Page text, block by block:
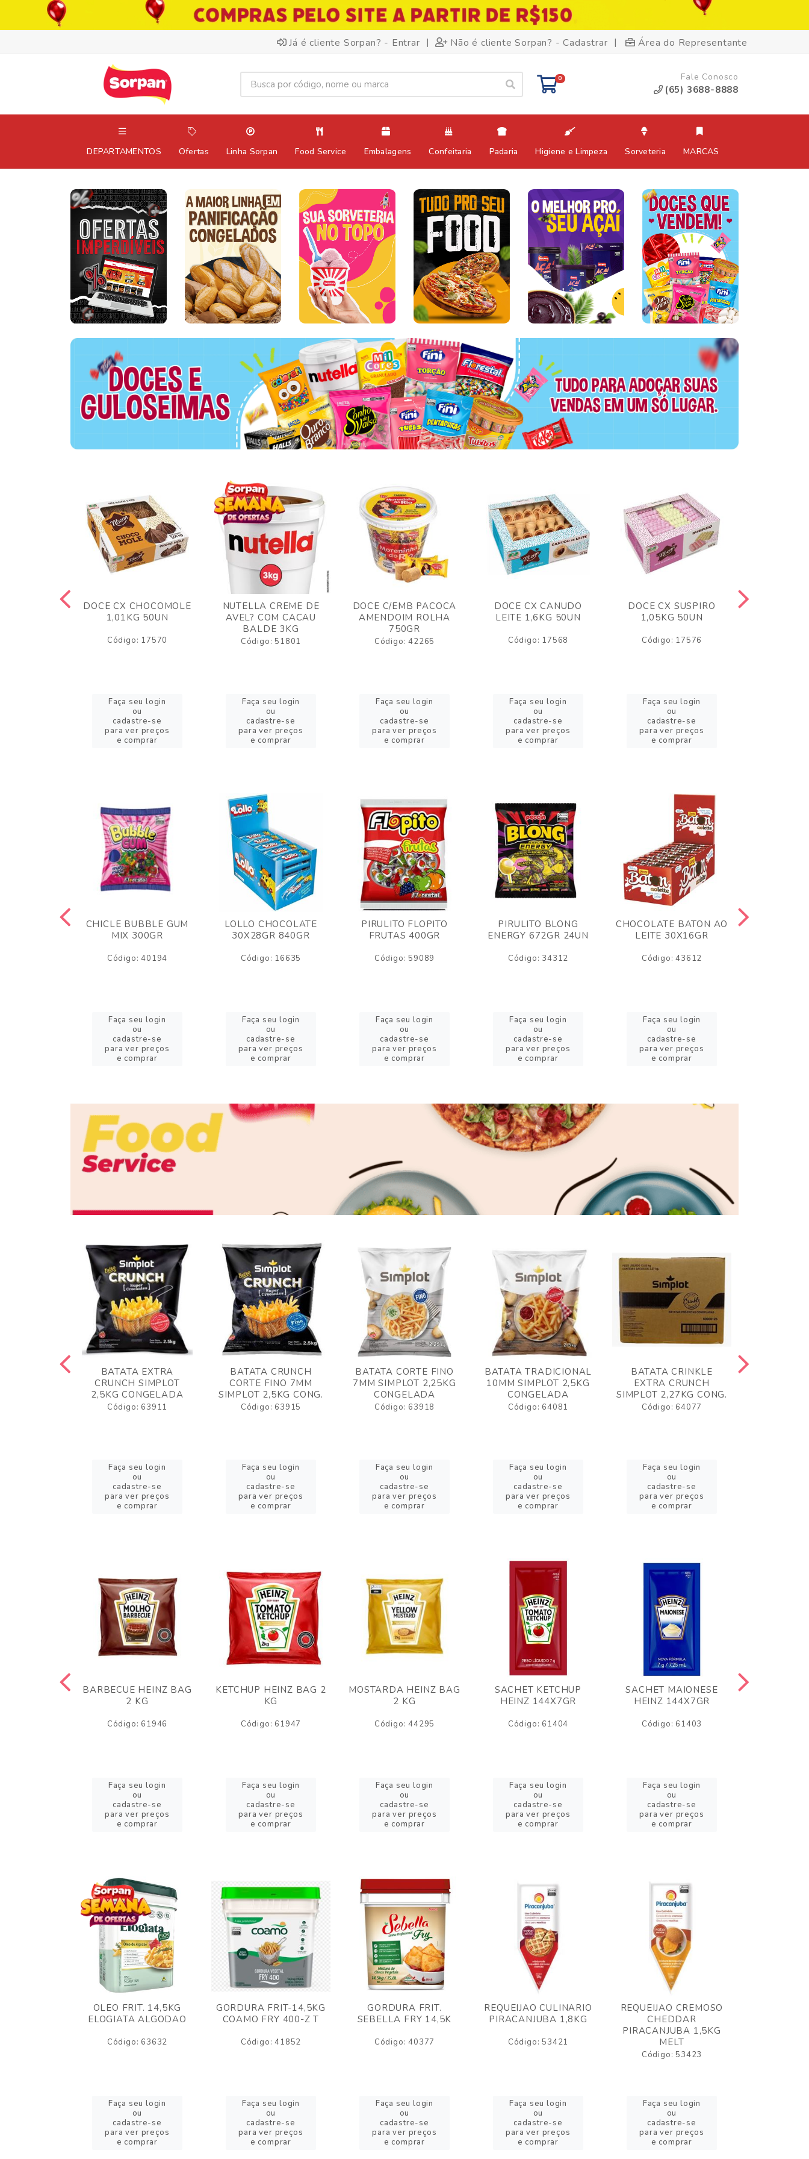
Já é cliente Sorpan? - Entrar | Não é cliente Sorpan? - Cadastrar | Área do Representante
0 Fale Conosco
(65) 3688-8888
DEPARTAMENTOS Ofertas Linha Sorpan Food Service Embalagens Confeitaria Padaria Higiene e Limpeza Sorveteria MARCAS
DOCE CX CHOCOMOLE
1,01KG 50UN
Código: 17570
Faça seu login
ou
cadastre-se
para ver preços
e comprar
NUTELLA CREME DE
AVEL? COM CACAU
BALDE 3KG
Código: 51801
Faça seu login
ou
cadastre-se
para ver preços
e comprar
DOCE C/EMB PACOCA
AMENDOIM ROLHA
750GR
Código: 42265
Faça seu login
ou
cadastre-se
para ver preços
e comprar
DOCE CX CANUDO
LEITE 1,6KG 50UN
Código: 17568
Faça seu login
ou
cadastre-se
para ver preços
e comprar
DOCE CX SUSPIRO
1,05KG 50UN
Código: 17576
Faça seu login
ou
cadastre-se
para ver preços
e comprar
CHICLE BUBBLE GUM
MIX 300GR
Código: 40194
Faça seu login
ou
cadastre-se
para ver preços
e comprar
LOLLO CHOCOLATE
30X28GR 840GR
Código: 16635
Faça seu login
ou
cadastre-se
para ver preços
e comprar
PIRULITO FLOPITO
FRUTAS 400GR
Código: 59089
Faça seu login
ou
cadastre-se
para ver preços
e comprar
PIRULITO BLONG
ENERGY 672GR 24UN
Código: 34312
Faça seu login
ou
cadastre-se
para ver preços
e comprar
CHOCOLATE BATON AO
LEITE 30X16GR
Código: 43612
Faça seu login
ou
cadastre-se
para ver preços
e comprar
BATATA EXTRA
CRUNCH SIMPLOT
2,5KG CONGELADA
Código: 63911
Faça seu login
ou
cadastre-se
para ver preços
e comprar
BATATA CRUNCH
CORTE FINO 7MM
SIMPLOT 2,5KG CONG.
Código: 63915
Faça seu login
ou
cadastre-se
para ver preços
e comprar
BATATA CORTE FINO
7MM SIMPLOT 2,25KG
CONGELADA
Código: 63918
Faça seu login
ou
cadastre-se
para ver preços
e comprar
BATATA TRADICIONAL
10MM SIMPLOT 2,5KG
CONGELADA
Código: 64081
Faça seu login
ou
cadastre-se
para ver preços
e comprar
BATATA CRINKLE
EXTRA CRUNCH
SIMPLOT 2,27KG CONG.
Código: 64077
Faça seu login
ou
cadastre-se
para ver preços
e comprar
BARBECUE HEINZ BAG
2 KG
Código: 61946
Faça seu login
ou
cadastre-se
para ver preços
e comprar
KETCHUP HEINZ BAG 2
KG
Código: 61947
Faça seu login
ou
cadastre-se
para ver preços
e comprar
MOSTARDA HEINZ BAG
2 KG
Código: 44295
Faça seu login
ou
cadastre-se
para ver preços
e comprar
SACHET KETCHUP
HEINZ 144X7GR
Código: 61404
Faça seu login
ou
cadastre-se
para ver preços
e comprar
SACHET MAIONESE
HEINZ 144X7GR
Código: 61403
Faça seu login
ou
cadastre-se
para ver preços
e comprar
OLEO FRIT. 14,5KG
ELOGIATA ALGODAO
Código: 63632
Faça seu login
ou
cadastre-se
para ver preços
e comprar
GORDURA FRIT-14,5KG
COAMO FRY 400-Z T
Código: 41852
Faça seu login
ou
cadastre-se
para ver preços
e comprar
GORDURA FRIT.
SEBELLA FRY 14,5K
Código: 40377
Faça seu login
ou
cadastre-se
para ver preços
e comprar
REQUEIJAO CULINARIO
PIRACANJUBA 1,8KG
Código: 53421
Faça seu login
ou
cadastre-se
para ver preços
e comprar
REQUEIJAO CREMOSO
CHEDDAR
PIRACANJUBA 1,5KG
MELT
Código: 53423
Faça seu login
ou
cadastre-se
para ver preços
e comprar